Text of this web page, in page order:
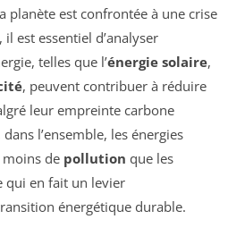
planète est confrontée à une crise
est essentiel d’analyser
telles que l’énergie solaire,
, peuvent contribuer à réduire
leur empreinte carbone
l’ensemble, les énergies
de pollution que les
qui en fait un levier
énergétique durable.